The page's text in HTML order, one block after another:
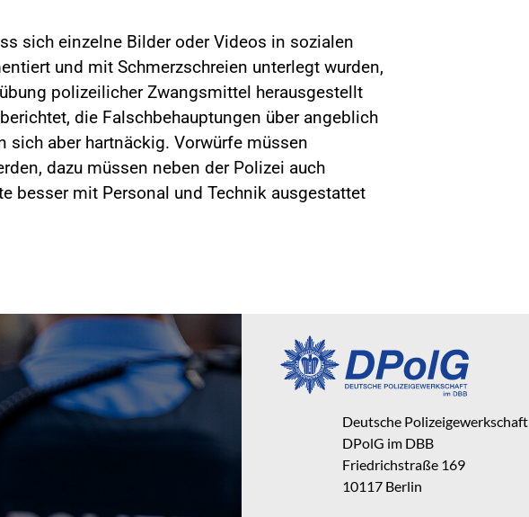
sich einzelne Bilder oder Videos in sozialen
und mit Schmerzschreien unterlegt wurden,
polizeilicher Zwangsmittel herausgestellt
die Falschbehauptungen über angeblich
sich aber hartnäckig. Vorwürfe müssen
dazu müssen neben der Polizei auch
besser mit Personal und Technik ausgestattet
Deutsche Polizeigewerkschaft
DPolG im DBB
Friedrichstraße 169
10117 Berlin